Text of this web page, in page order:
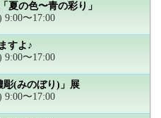
夏の色〜青の彩り」
9:00〜17:00
すよ♪
9:00〜17:00
彫(みのぼり)」展
9:00〜17:00